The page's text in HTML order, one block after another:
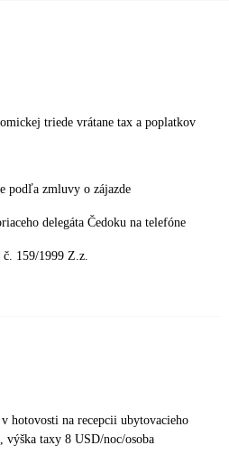
triede vrátane tax a poplatkov
podľa zmluvy o zájazde
delegáta Čedoku na telefóne
159/1999 Z.z.
hotovosti na recepcii ubytovacieho
výška taxy 8 USD/noc/osoba